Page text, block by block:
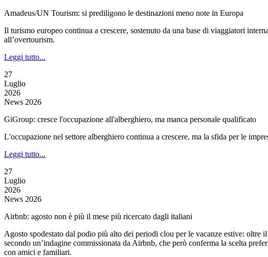
Amadeus/UN Tourism: si prediligono le destinazioni meno note in Europa
Il turismo europeo continua a crescere, sostenuto da una base di viaggiatori
all’overtourism.
Leggi tutto...
27
Luglio
2026
News 2026
GiGroup: cresce l'occupazione all'alberghiero, ma manca personale qualificato
L'occupazione nel settore alberghiero continua a crescere, ma la sfida per le
Leggi tutto...
27
Luglio
2026
News 2026
Airbnb: agosto non è più il mese più ricercato dagli italiani
Agosto spodestato dal podio più alto dei periodi clou per le vacanze estive:
secondo un’indagine commissionata da Airbnb, che però conferma la scelta
con amici e familiari.